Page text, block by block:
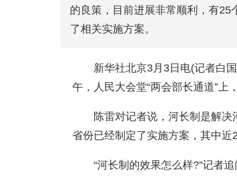
的良策，目前进展非常顺利，有25
了相关实施方案。
新华社北京3月3日电(记者白
午，人民大会堂“两会部长通道”上，
陈雷对记者说，河长制是解
省份已经制定了实施方案，其中近
“河长制的效果怎么样?”记者追